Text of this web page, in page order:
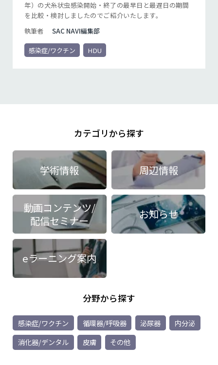
年）の犬糸状虫感染開始・終了の最早日と最遅日の期間
を比較・検討しましたのでご紹介いたします。
執筆者
SAC NAVI編集部
感染症/ワクチン HDU
カテゴリから探す
学術情報 周辺情報
動画コンテンツ/
配信セミナー
お知らせ
eラーニング案内
分野から探す
感染症/ワクチン 循環器/呼吸器 泌尿器
内分泌
消化器/デンタル
皮膚 その他